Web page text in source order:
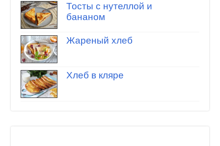
Тосты с нутеллой и
бананом
Жареный хлеб
Хлеб в кляре